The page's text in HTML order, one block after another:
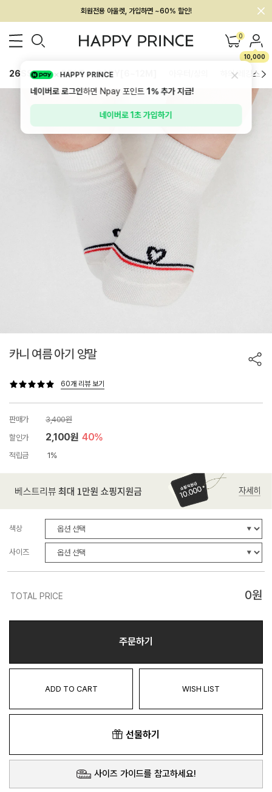
회원전용 아울렛, 가입하면 ~60% 할인!
멤버십 최대 28,000원 혜택 0
10,000
26SS 신상 BEST BABY[6~12M] 하의/레깅스
카니 여름 아기 양말
60개 리뷰 보기
판매가
3,400원
할인가
2,100원 40%
적립금 1%
색상
사이즈
TOTAL PRICE 0원
주문하기
ADD TO CART WISH LIST
선물하기
사이즈 가이드를 참고하세요!
HAPPY PRINCE
네이버로 로그인하면 Npay 포인트1%추가 지급!
네이버로 1초 가입하기